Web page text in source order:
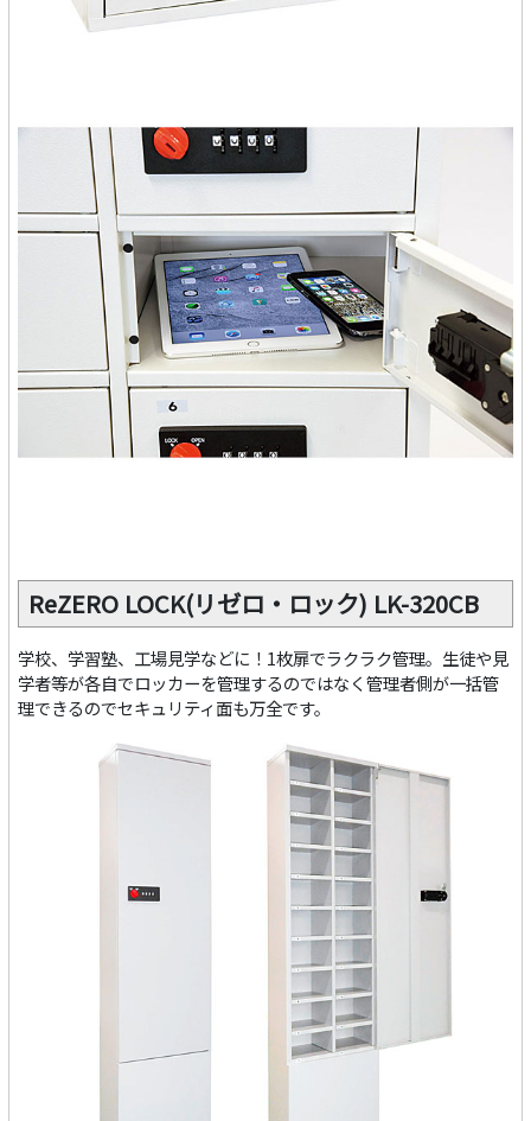
ReZERO LOCK(リゼロ・ロック) LK-320CB
学校、学習塾、工場見学などに！1枚扉でラクラク管理。生徒や見
学者等が各自でロッカーを管理するのではなく管理者側が一括管
理できるのでセキュリティ面も万全です。